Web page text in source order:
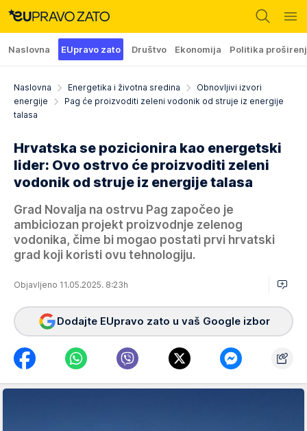
Naslovna EUpravo zato Društvo Ekonomija Politika
Naslovna Energetika i životna sredina
Obnovljivi izvori
energije
Pag će proizvoditi zeleni vodonik od struje iz energije
talasa
Hrvatska se pozicionira kao energetski
lider: Ovo ostrvo će proizvoditi zeleni
vodonik od struje iz energije talasa
Grad Novalja na ostrvu Pag započeo je
ambiciozan projekt proizvodnje zelenog
vodonika, čime bi mogao postati prvi hrvatski
grad koji koristi ovu tehnologiju.
Objavljeno 11.05.2025. 8:23h
Dodajte EUpravo zato u vaš Google izbor